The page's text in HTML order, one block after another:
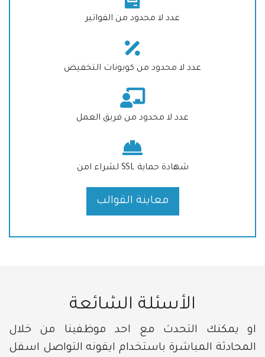
عدد لا محدود من الفواتير
عدد لا محدود من كوبونات التخفيض
عدد لا محدود من فريق العمل
شهادة حماية SSL لشراء امن
معاينة القوالب
الأسئلة الشائعة
او يمكنك التحدث مع احد موظفينا من خلال
المحادثة المباشرة باستخدام ايقونه التواصل اسفل